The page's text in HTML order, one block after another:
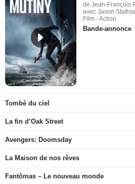
de Jean-François
avec Jason
Film - Action
Bande-annonce
Tombé du ciel
La fin d’Oak Street
Avengers: Doomsday
La Maison de nos rêves
Fantômas – Le nouveau monde